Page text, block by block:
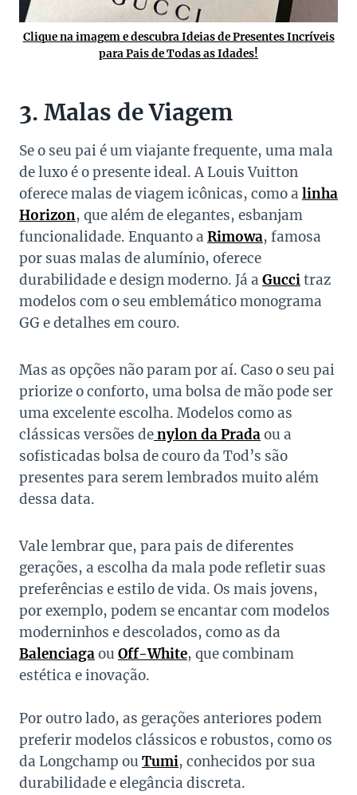
Clique na imagem e descubra Ideias de Presentes Incríveis
para Pais de Todas as Idades!
3. Malas de Viagem
Se o seu pai é um viajante frequente, uma mala
de luxo é o presente ideal. A Louis Vuitton
oferece malas de viagem icônicas, como a linha
Horizon, que além de elegantes, esbanjam
funcionalidade. Enquanto a Rimowa, famosa
por suas malas de alumínio, oferece
durabilidade e design moderno. Já a Guccitraz
modelos com o seu emblemático monograma
GG e detalhes em couro.
Mas as opções não param por aí. Caso o seu pai
priorize o conforto, uma bolsa de mão pode ser
uma excelente escolha. Modelos como as
clássicas versões denylon da Pradaou a
sofisticadas bolsa de couro da Tod’s são
presentes para serem lembrados muito além
dessa data.
Vale lembrar que, para pais de diferentes
gerações, a escolha da mala pode refletir suas
preferências e estilo de vida. Os mais jovens,
por exemplo, podem se encantar com modelos
moderninhos e descolados, como as da
Balenciagaou Off-White, que combinam
estética e inovação.
Por outro lado, as gerações anteriores podem
preferir modelos clássicos e robustos, como os
da Longchamp ou Tumi, conhecidos por sua
durabilidade e elegância discreta.